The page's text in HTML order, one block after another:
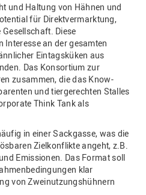
und Haltung von Hähnen und
für Direktvermarktung,
Diese
an der gesamten
Eintagsküken aus
Das Konsortium zur
zusammen, die das Know-
und tiergerechten Stalles
Think Tank als
in einer Sackgasse, was die
Zielkonflikte angeht, z.B.
Emissionen. Das Format soll
klar
von Zweinutzungshühnern